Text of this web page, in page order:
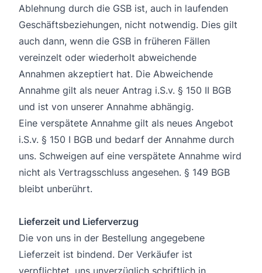
Ablehnung durch die GSB ist, auch in laufenden
Geschäftsbeziehungen, nicht notwendig. Dies gilt
auch dann, wenn die GSB in früheren Fällen
vereinzelt oder wiederholt abweichende
Annahmen akzeptiert hat. Die Abweichende
Annahme gilt als neuer Antrag i.S.v. § 150 II BGB
und ist von unserer Annahme abhängig.
Eine verspätete Annahme gilt als neues Angebot
i.S.v. § 150 I BGB und bedarf der Annahme durch
uns. Schweigen auf eine verspätete Annahme wird
nicht als Vertragsschluss angesehen. § 149 BGB
bleibt unberührt.
Lieferzeit und Lieferverzug
Die von uns in der Bestellung angegebene
Lieferzeit ist bindend. Der Verkäufer ist
verpflichtet, uns unverzüglich schriftlich in